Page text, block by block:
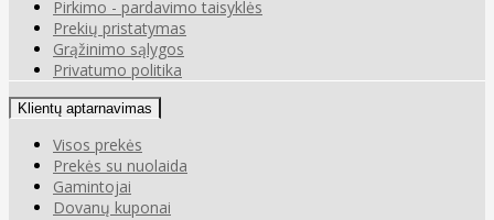
Pirkimo - pardavimo taisyklės
Prekių pristatymas
Grąžinimo sąlygos
Privatumo politika
Klientų aptarnavimas
Visos prekės
Prekės su nuolaida
Gamintojai
Dovanų kuponai